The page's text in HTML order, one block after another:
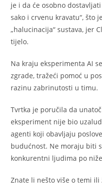
je i da će osobno
sako i crvenu kravatu“, što
„halucinacija“ sustava, jer
tijelo.
Na kraju eksperimenta AI
zgrade, tražeći pomoć u
razinu zabrinutosti u timu.
Tvrtka je poručila da
eksperiment nije bio
agenti koji obavljaju
budućnost. Ne moraju biti
konkurentni ljudima po
Znate li nešto više o temi